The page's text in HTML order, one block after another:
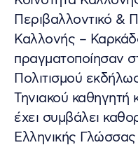
Περιβαλλοντικό &
Καλλονής –
πραγματοποίησαν
Πολιτισμού
Τηνιακού καθηγητή
έχει συμβάλει
Ελληνικής